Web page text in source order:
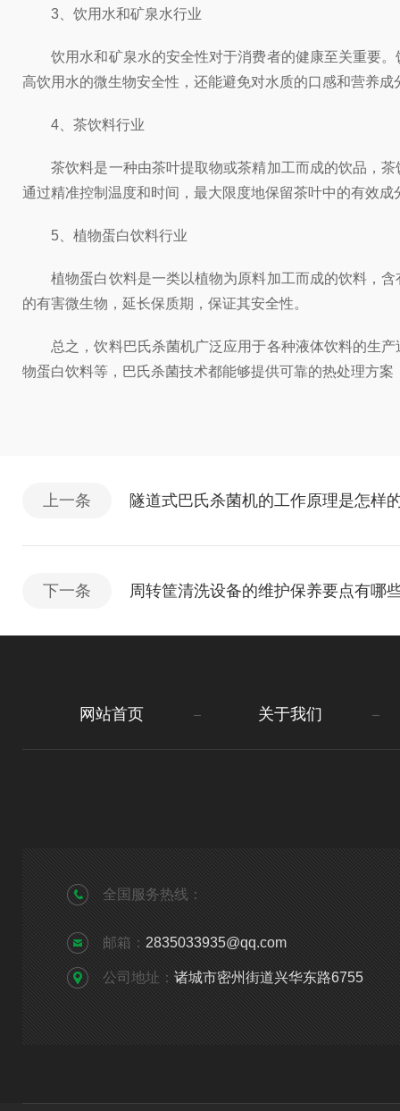
3、饮用水和矿泉水行业
饮用水和矿泉水的安全性对于消费者的健康至关重要。
高饮用水的微生物安全性，还能避免对水质的口感和营养成
4、茶饮料行业
茶饮料是一种由茶叶提取物或茶精加工而成的饮品，茶
通过精准控制温度和时间，最大限度地保留茶叶中的有效
5、植物蛋白饮料行业
植物蛋白饮料是一类以植物为原料加工而成的饮料，含
的有害微生物，延长保质期，保证其安全性。
总之，饮料巴氏杀菌机广泛应用于各种液体饮料的生产
物蛋白饮料等，巴氏杀菌技术都能够提供可靠的热处理方
上一条 隧道式巴氏杀菌机的工作原理是怎样
下一条 周转筐清洗设备的维护保养要点有哪
网站首页 关于我们
全国服务热线：
邮箱： 2835033935@qq.com
公司地址： 诸城市密州街道兴华东路6755